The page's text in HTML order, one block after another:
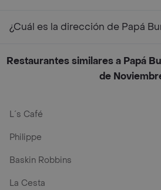
¿Cuál es la dirección de Papá
Restaurantes similares a Papá
de
L´s Café
Philippe
Baskin Robbins
La Cesta